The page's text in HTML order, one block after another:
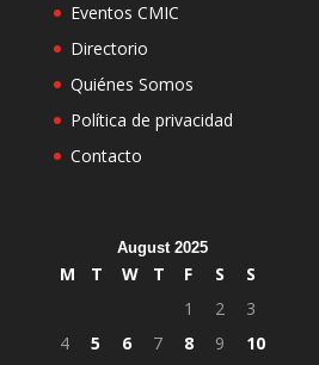
Eventos CMIC
Directorio
Quiénes Somos
Política de privacidad
Contacto
August 2025
M T W T F S
S
1
2
3
4
5 6 7 8 9
10